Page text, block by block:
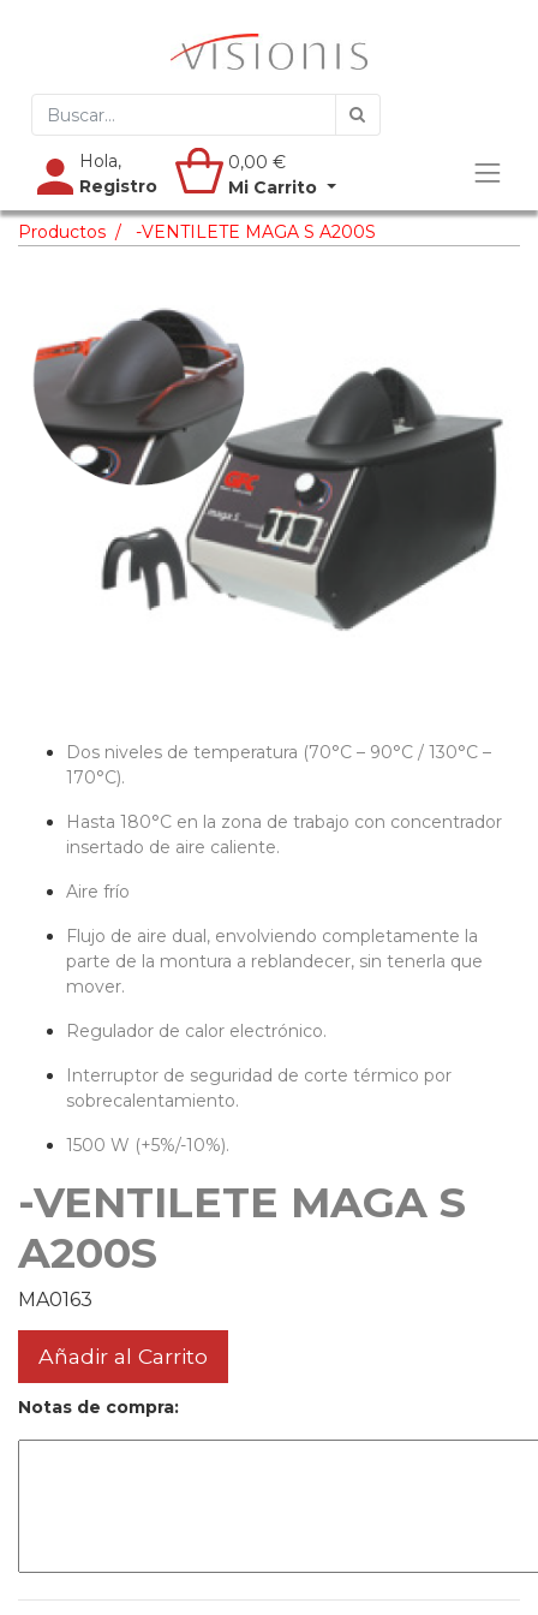
Hola,
Registro
0,00 €
Mi Carrito
Productos -VENTILETE MAGA S A200S
Dos niveles de temperatura (70°C – 90°C / 130°C –
170°C).
Hasta 180°C en la zona de trabajo con concentrador
insertado de aire caliente.
Aire frío
Flujo de aire dual, envolviendo completamente la
parte de la montura a reblandecer, sin tenerla que
mover.
Regulador de calor electrónico.
Interruptor de seguridad de corte térmico por
sobrecalentamiento.
1500 W (+5%/-10%).
-VENTILETE MAGA S
A200S
MA0163
Añadir al Carrito
Notas de compra: